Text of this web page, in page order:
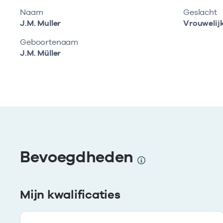
Naam
J.M. Muller
Geboortenaam
J.M. Müller
Geslacht
Bevoegdheden
Mijn kwalificaties